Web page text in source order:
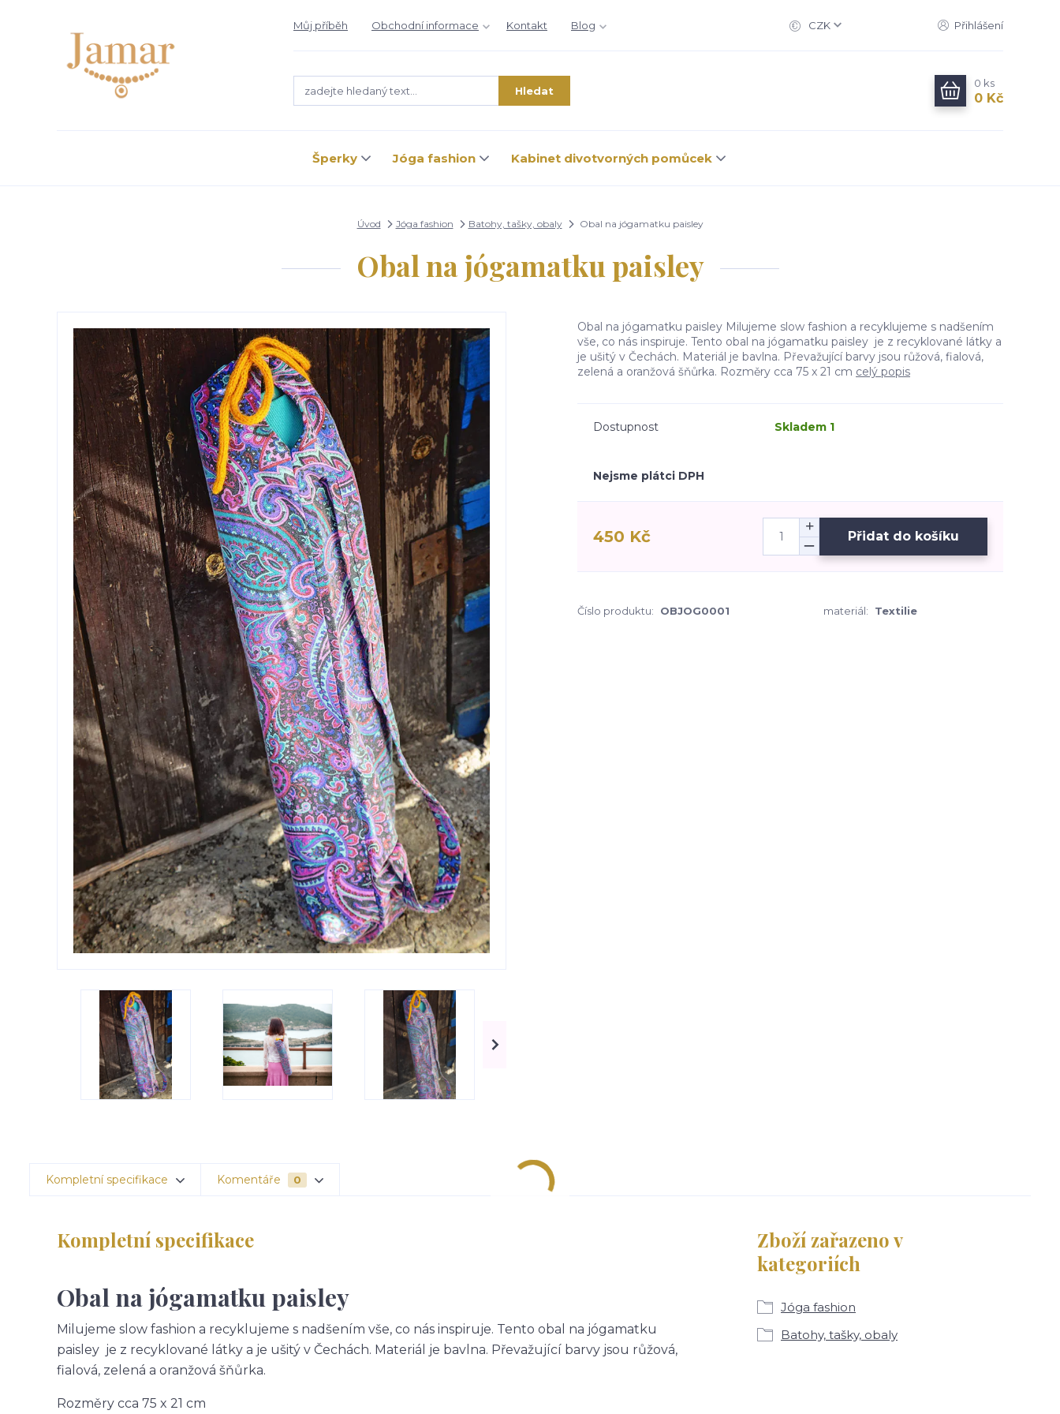
Můj příběh Obchodní informace Kontakt Blog CZK Přihlášení
Hledat
0 ks
0 Kč
Šperky Jóga fashion Kabinet divotvorných pomůcek
Úvod Jóga fashion Batohy, tašky, obaly Obal na jógamatku paisley
Obal na jógamatku paisley
Obal na jógamatku paisley Milujeme slow fashion a recyklujeme s nadšením
vše, co nás inspiruje. Tento obal na jógamatku paisley je z recyklované látky a
je ušitý v Čechách. Materiál je bavlna. Převažující barvy jsou růžová, fialová,
zelená a oranžová šňůrka. Rozměry cca 75 x 21 cm celý popis
Dostupnost Skladem 1
Nejsme plátci DPH
450 Kč Přidat do košíku
Číslo produktu: OBJOG0001 materiál: Textilie
Kompletní specifikace Komentáře 0
Kompletní specifikace
Obal na jógamatku paisley
Milujeme slow fashion a recyklujeme s nadšením vše, co nás inspiruje. Tento obal na jógamatku
paisley je z recyklované látky a je ušitý v Čechách. Materiál je bavlna. Převažující barvy jsou růžová,
fialová, zelená a oranžová šňůrka.
Rozměry cca 75 x 21 cm
Zboží zařazeno v
kategoriích
Jóga fashion
Batohy, tašky, obaly